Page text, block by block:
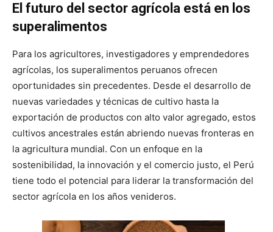
El futuro del sector agrícola está en los
superalimentos
Para los agricultores, investigadores y emprendedores
agrícolas, los superalimentos peruanos ofrecen
oportunidades sin precedentes. Desde el desarrollo de
nuevas variedades y técnicas de cultivo hasta la
exportación de productos con alto valor agregado, estos
cultivos ancestrales están abriendo nuevas fronteras en
la agricultura mundial. Con un enfoque en la
sostenibilidad, la innovación y el comercio justo, el Perú
tiene todo el potencial para liderar la transformación del
sector agrícola en los años venideros.